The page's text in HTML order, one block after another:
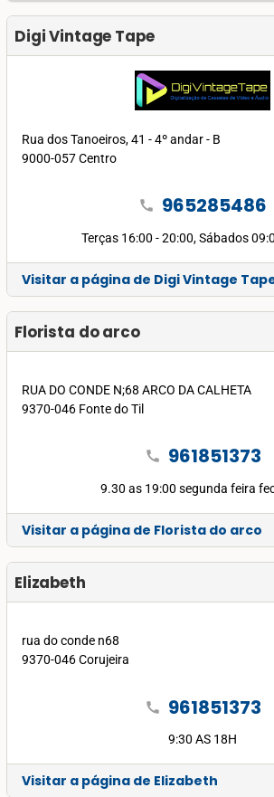
Digi Vintage Tape
Rua dos Tanoeiros, 41 - 4º andar - B
9000-057 Centro
call 965285486
Terças 16:00 - 20:00, Sábados
Visitar a página de Digi Vintage
Florista do arco
RUA DO CONDE N;68 ARCO DA CALHETA
9370-046 Fonte do Til
call 961851373
9.30 as 19:00 segunda feira
Visitar a página de Florista do arco
Elizabeth
rua do conde n68
9370-046 Corujeira
call 961851373
9:30 AS 18H
Visitar a página de Elizabeth